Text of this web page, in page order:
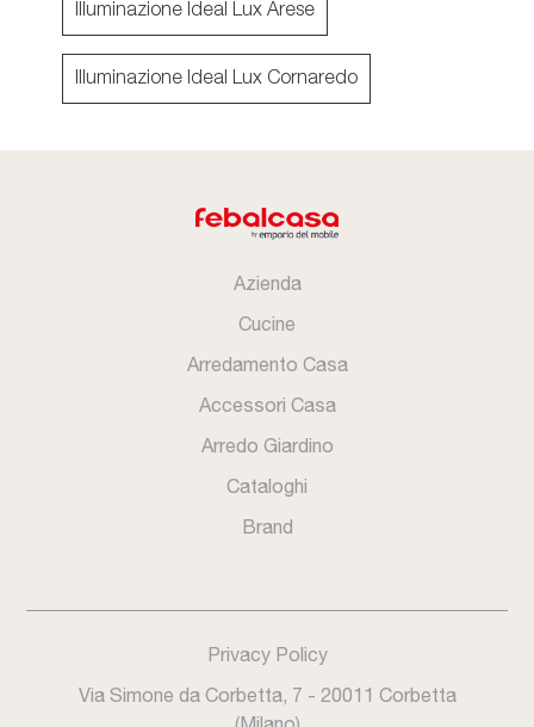
Illuminazione Ideal Lux Arese
Illuminazione Ideal Lux Cornaredo
Azienda
Cucine
Arredamento Casa
Accessori Casa
Arredo Giardino
Cataloghi
Brand
Privacy Policy
Via Simone da Corbetta, 7 - 20011 Corbetta